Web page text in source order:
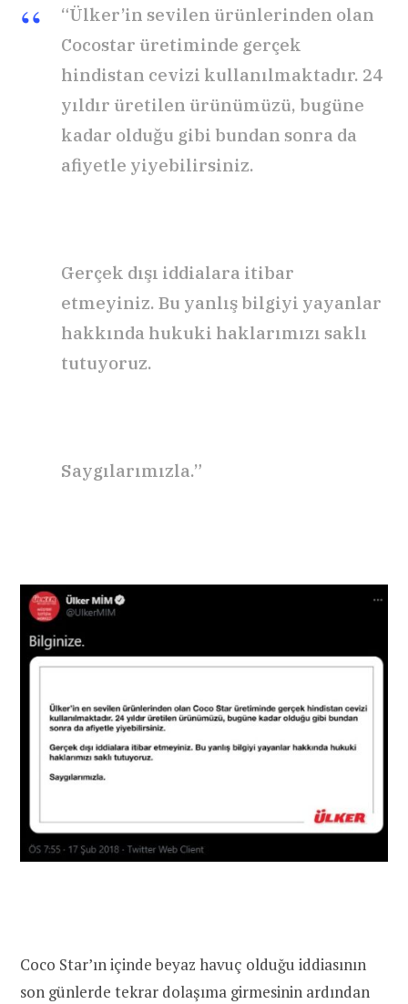
“Ülker’in sevilen ürünlerinden olan
Cocostar üretiminde gerçek
hindistan cevizi kullanılmaktadır. 24
yıldır üretilen ürünümüzü, bugüne
kadar olduğu gibi bundan sonra da
afiyetle yiyebilirsiniz.
Gerçek dışı iddialara itibar
etmeyiniz. Bu yanlış bilgiyi yayanlar
hakkında hukuki haklarımızı saklı
tutuyoruz.
Saygılarımızla.”
Coco Star’ın içinde beyaz havuç olduğu iddiasının
son günlerde tekrar dolaşıma girmesinin ardından